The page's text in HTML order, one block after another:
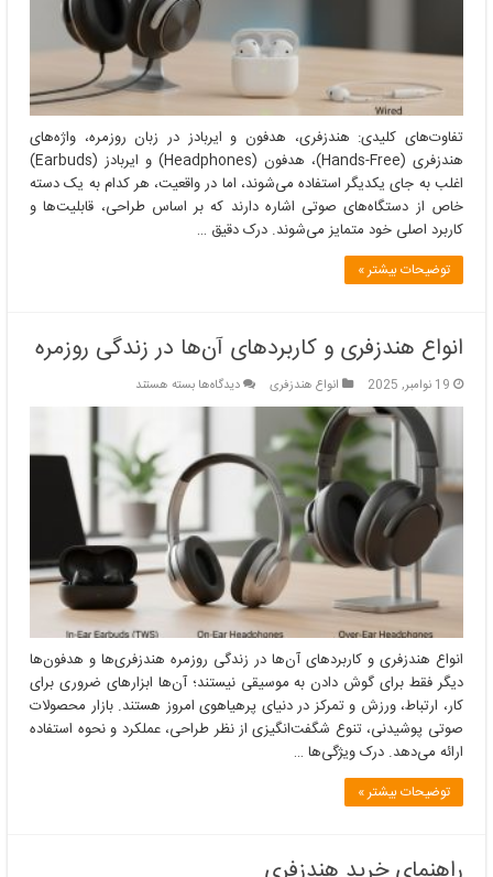
تفاوت‌های کلیدی: هندزفری، هدفون و ایربادز در زبان روزمره، واژه‌های
هندزفری (Hands-Free)، هدفون (Headphones) و ایربادز (Earbuds)
اغلب به جای یکدیگر استفاده می‌شوند، اما در واقعیت، هر کدام به یک دسته
خاص از دستگاه‌های صوتی اشاره دارند که بر اساس طراحی، قابلیت‌ها و
کاربرد اصلی خود متمایز می‌شوند. درک دقیق …
توضیحات بیشتر »
انواع هندزفری و کاربردهای آن‌ها در زندگی روزمره
19 نوامبر, 2025 انواع هندزفری دیدگاه‌هابرای
انواع
کاربردهای
آن‌ها
زندگی
روزمره
بسته هستند
انواع هندزفری و کاربردهای آن‌ها در زندگی روزمره هندزفری‌ها و هدفون‌ها
دیگر فقط برای گوش دادن به موسیقی نیستند؛ آن‌ها ابزارهای ضروری برای
کار، ارتباط، ورزش و تمرکز در دنیای پرهیاهوی امروز هستند. بازار محصولات
صوتی پوشیدنی، تنوع شگفت‌انگیزی از نظر طراحی، عملکرد و نحوه استفاده
ارائه می‌دهد. درک ویژگی‌ها …
توضیحات بیشتر »